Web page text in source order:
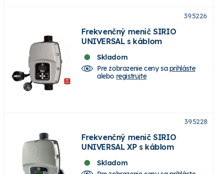
395226
Frekvenčný menič SIRIO
UNIVERSAL s káblom
Skladom
Pre zobrazenie ceny saprihláste
alebo registrujte
395228
Frekvenčný menič SIRIO
UNIVERSAL XP s káblom
Skladom